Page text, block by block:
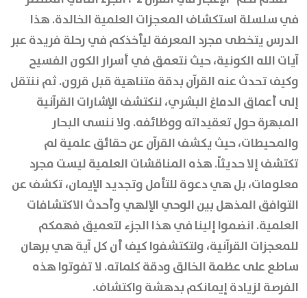
في سلسلة استكشاف المعجزات العلمية الخالدة. هذا
الدرس يتخطى مجرد المعرفة ليأخذكم في رحلة فريدة عبر
آيات الله الكونية، حيث نتعمق في أسرار الكون الفسيح
وكيف تحدث عنه القرآن بدقة متناهية قبل قرون. ثم ننتقل
إلى أعماق الدماغ البشري، لنكتشف الإشارات القرآنية
المبهرة حول تعقيداته ووظائفه. ولا ننسى البحار
والمحيطات، حيث يكشف القرآن عن حقائق علمية لم
تكتشف إلا حديثاً. هذه المناقشات العلمية ليست مجرد
معلومات، بل هي دعوة للتأمل وتجديد الإيمان، تكشف عن
التوافق المذهل بين الوحي الإلهي وأحدث الاكتشافات
العلمية. انضموا إلينا في هذا الجزء لتعميق فهمكم
للمعجزات القرآنية، ولتكتشفوا كيف أن كل آية هي برهان
ساطع على عظمة الخالق ودقة كلماته. لا تفوتوا هذه
الفرصة لزيادة إيمانكم بدهشة واكتشاف.